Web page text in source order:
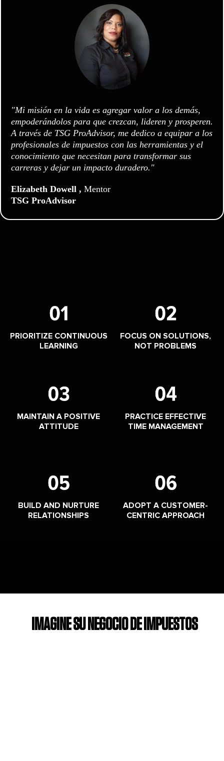
"Mi misión en la vida es agregar valor a los demás,
empoderándolos para que crezcan, lideren y prosperen.
A través de TSG ProAdvisor, me dedico a equipar a los
profesionales de impuestos con las herramientas y el
conocimiento que necesitan para transformar sus
carreras y dejar un impacto duradero."
Elizabeth Dowell , Mentor
TSG ProAdvisor
PRIORITIZE CONTINUOUS
LEARNING
FOCUS ON SOLUTIONS,
NOT PROBLEMS
MAINTAIN A POSITIVE
ATTITUDE
PRACTICE EFFECTIVE
TIME MANAGEMENT
BUILD AND NURTURE
RELATIONSHIPS
ADOPT A CUSTOMER-
CENTRIC APPROACH
IMAGINE SU NEGOCIO DE IMPUESTOS